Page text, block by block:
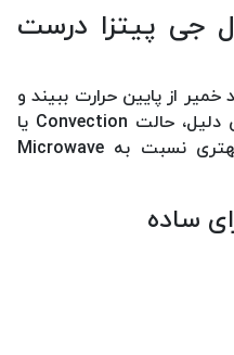
جی پیتزا درست
از پایین حرارت ببیند و
پنیر از بالا طلایی شود. به همین دلیل، حالت Convection یا
پخت ترکیبی معمولاً انتخاب بهتری نسبت به Microwave
ساده